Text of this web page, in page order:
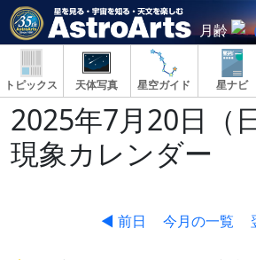
月齢
トピックス 天体写真 星空ガイド 星ナビ
2025年7月20日（
現象カレンダー
◀ 前日 今月の一覧